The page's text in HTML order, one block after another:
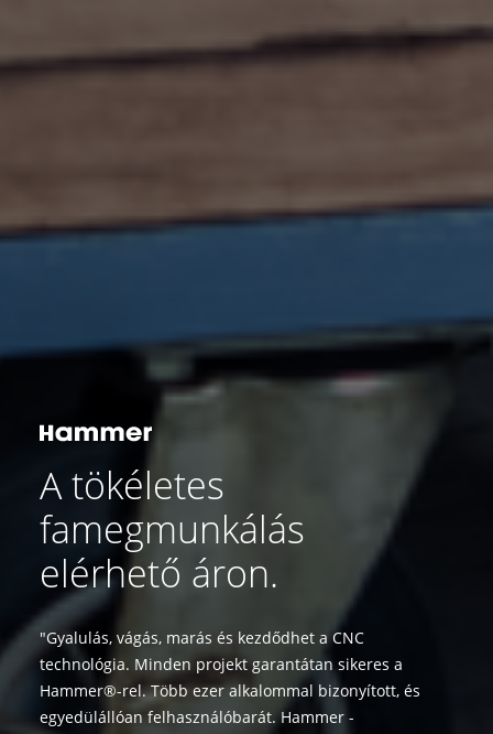
A tökéletes
famegmunkálás
elérhető áron.
"Gyalulás, vágás, marás és kezdődhet a CNC
technológia. Minden projekt garantátan sikeres a
Hammer®-rel. Több ezer alkalommal bizonyított, és
egyedülállóan felhasználóbarát. Hammer -